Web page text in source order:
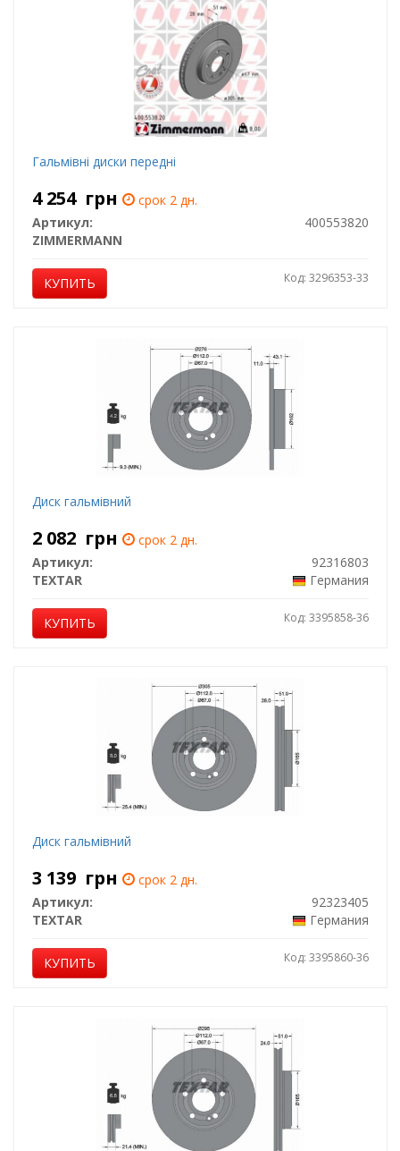
Гальмiвнi диски переднi
4 254 грн
срок 2 дн.
Артикул:
400553820
ZIMMERMANN
КУПИТЬ Код: 3296353-33
Диск гальмівний
2 082 грн
срок 2 дн.
Артикул:
92316803
TEXTAR
Германия
КУПИТЬ Код: 3395858-36
Диск гальмівний
3 139 грн
срок 2 дн.
Артикул:
92323405
TEXTAR
Германия
КУПИТЬ Код: 3395860-36